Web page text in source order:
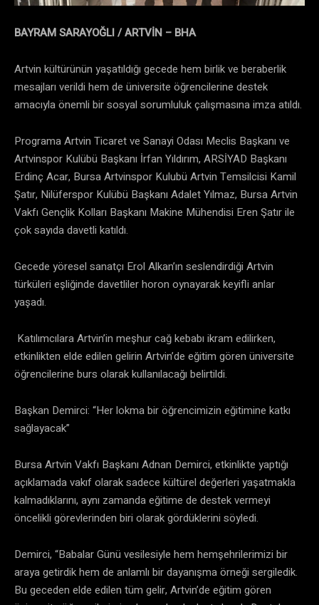
BAYRAM SARAYOĞLI / ARTVİN – BHA
Artvin kültürünün yaşatıldığı gecede hem birlik ve beraberlik
mesajları verildi hem de üniversite öğrencilerine destek
amacıyla önemli bir sosyal sorumluluk çalışmasına imza atıldı.
Programa Artvin Ticaret ve Sanayi Odası Meclis Başkanı ve
Artvinspor Kulübü Başkanı İrfan Yıldırım, ARSİYAD Başkanı
Erdinç Acar, Bursa Artvinspor Kulubü Artvin Temsilcisi Kamil
Şatır, Nilüferspor Kulübü Başkanı Adalet Yılmaz, Bursa Artvin
Vakfı Gençlik Kolları Başkanı Makine Mühendisi Eren Şatır ile
çok sayıda davetli katıldı.
Gecede yöresel sanatçı Erol Alkan’ın seslendirdiği Artvin
türküleri eşliğinde davetliler horon oynayarak keyifli anlar
yaşadı.
Katılımcılara Artvin’in meşhur cağ kebabı ikram edilirken,
etkinlikten elde edilen gelirin Artvin’de eğitim gören üniversite
öğrencilerine burs olarak kullanılacağı belirtildi.
Başkan Demirci: “Her lokma bir öğrencimizin eğitimine katkı
sağlayacak”
Bursa Artvin Vakfı Başkanı Adnan Demirci, etkinlikte yaptığı
açıklamada vakıf olarak sadece kültürel değerleri yaşatmakla
kalmadıklarını, aynı zamanda eğitime de destek vermeyi
öncelikli görevlerinden biri olarak gördüklerini söyledi.
Demirci, “Babalar Günü vesilesiyle hem hemşehrilerimizi bir
araya getirdik hem de anlamlı bir dayanışma örneği sergiledik.
Bu geceden elde edilen tüm gelir, Artvin’de eğitim gören